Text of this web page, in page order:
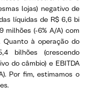
lojas) negativo de
líquidas de R$ 6,6 bi
milhões (-6% A/A) com
Quanto à operação do
bilhões (crescendo
do câmbio) e EBITDA
Por fim, estimamos o